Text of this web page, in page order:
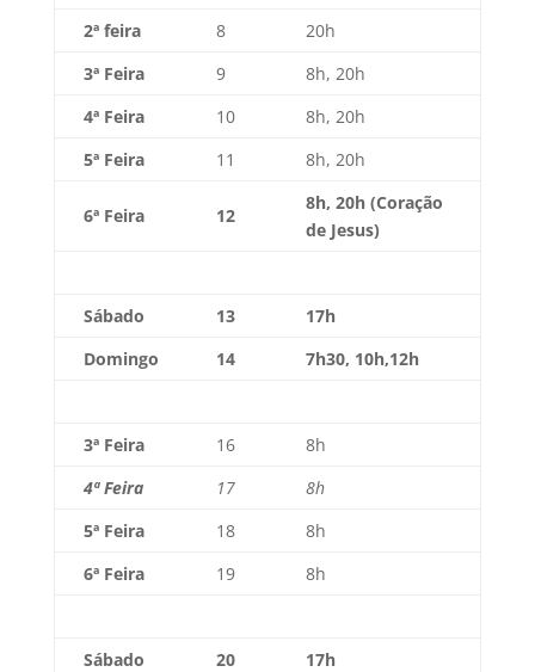
2ª feira
8
20h
3ª Feira
9
8h, 20h
4ª Feira
10
8h, 20h
5ª Feira
11 8h, 20h
6ª Feira 12
8h, 20h (Coração
de Jesus)
Sábado 13
17h
Domingo
14 7h30, 10h,12h
3ª Feira 16
8h
4ª Feira
17
8h
5ª Feira
18
8h
6ª Feira
19 8h
Sábado 20
17h